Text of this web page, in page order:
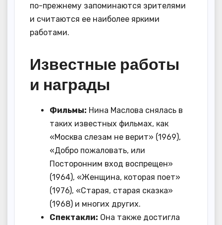
по-прежнему запоминаются зрителями
и считаются ее наиболее яркими
работами.
Известные работы
и награды
Фильмы: Нина Маслова снялась в
таких известных фильмах, как
«Москва слезам не верит» (1969),
«Добро пожаловать, или
Посторонним вход воспрещен»
(1964), «Женщина, которая поет»
(1976), «Старая, старая сказка»
(1968) и многих других.
Спектакли: Она также достигла